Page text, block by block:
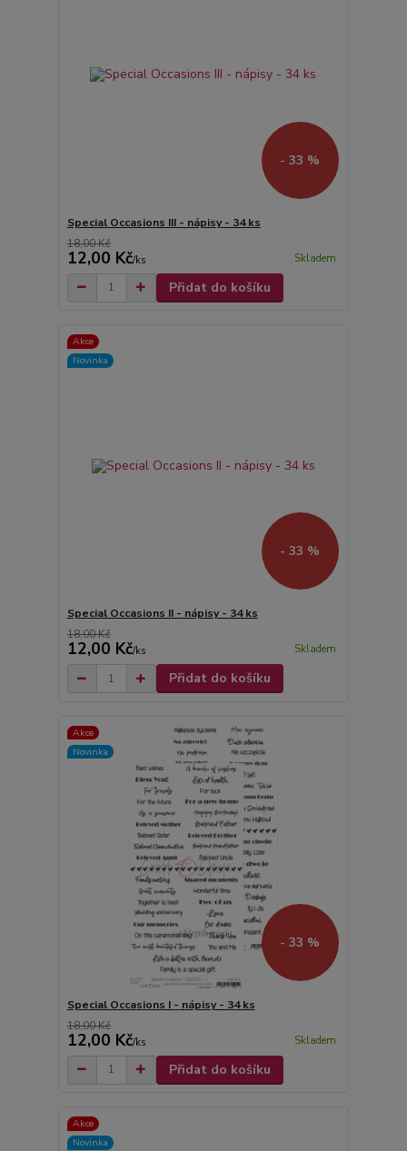
- 33 %
Special Occasions III - nápisy - 34 ks
18,00 Kč
12,00 Kč/ks Skladem
Přidat do košíku
Akce
Novinka
- 33 %
Special Occasions II - nápisy - 34 ks
18,00 Kč
12,00 Kč/ks Skladem
Přidat do košíku
Akce
Novinka
- 33 %
Special Occasions I - nápisy - 34 ks
18,00 Kč
12,00 Kč/ks Skladem
Přidat do košíku
Akce
Novinka